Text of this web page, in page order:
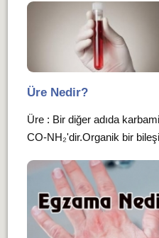
Üre Nedir?
Üre : Bir diğer adıda
CO-NH₂'dir.Organik bir